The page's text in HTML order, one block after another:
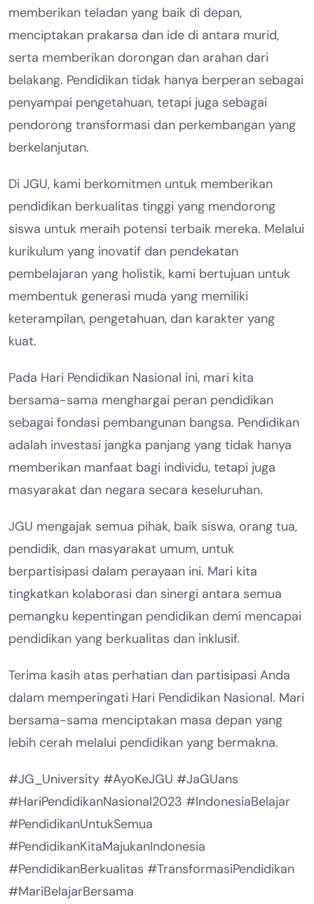
memberikan teladan yang baik di depan,
menciptakan prakarsa dan ide di antara murid,
serta memberikan dorongan dan arahan dari
belakang. Pendidikan tidak hanya berperan sebagai
penyampai pengetahuan, tetapi juga sebagai
pendorong transformasi dan perkembangan yang
berkelanjutan.
Di JGU, kami berkomitmen untuk memberikan
pendidikan berkualitas tinggi yang mendorong
siswa untuk meraih potensi terbaik mereka. Melalui
kurikulum yang inovatif dan pendekatan
pembelajaran yang holistik, kami bertujuan untuk
membentuk generasi muda yang memiliki
keterampilan, pengetahuan, dan karakter yang
kuat.
Pada Hari Pendidikan Nasional ini, mari kita
bersama-sama menghargai peran pendidikan
sebagai fondasi pembangunan bangsa. Pendidikan
adalah investasi jangka panjang yang tidak hanya
memberikan manfaat bagi individu, tetapi juga
masyarakat dan negara secara keseluruhan.
JGU mengajak semua pihak, baik siswa, orang tua,
pendidik, dan masyarakat umum, untuk
berpartisipasi dalam perayaan ini. Mari kita
tingkatkan kolaborasi dan sinergi antara semua
pemangku kepentingan pendidikan demi mencapai
pendidikan yang berkualitas dan inklusif.
Terima kasih atas perhatian dan partisipasi Anda
dalam memperingati Hari Pendidikan Nasional. Mari
bersama-sama menciptakan masa depan yang
lebih cerah melalui pendidikan yang bermakna.
#JG_University #AyoKeJGU #JaGUans
#HariPendidikanNasional2023 #IndonesiaBelajar
#PendidikanUntukSemua
#PendidikanKitaMajukanIndonesia
#PendidikanBerkualitas #TransformasiPendidikan
#MariBelajarBersama